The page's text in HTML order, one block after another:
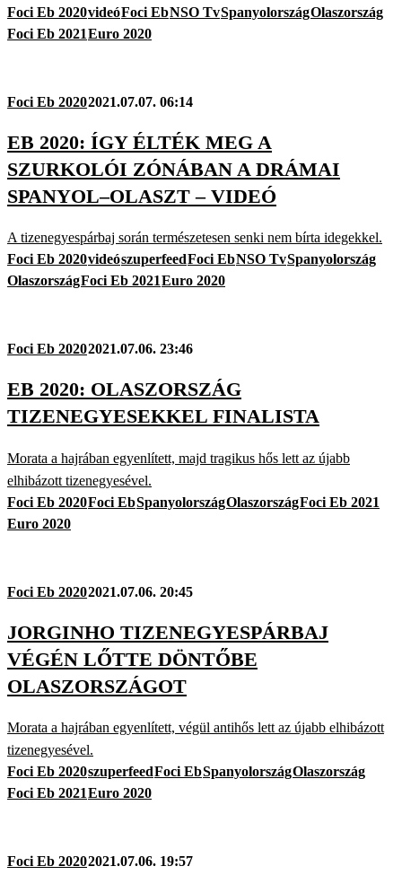
Foci Eb 2020videóFoci EbNSO TvSpanyolországOlaszország
Foci Eb 2021Euro 2020
Foci Eb 20202021.07.07. 06:14
EB 2020: ÍGY ÉLTÉK MEG A
SZURKOLÓI ZÓNÁBAN A DRÁMAI
SPANYOL–OLASZT – VIDEÓ
A tizenegyespárbaj során természetesen senki nem bírta idegekkel.
Foci Eb 2020videószuperfeedFoci EbNSO TvSpanyolország
OlaszországFoci Eb 2021Euro 2020
Foci Eb 20202021.07.06. 23:46
EB 2020: OLASZORSZÁG
TIZENEGYESEKKEL FINALISTA
Morata a hajrában egyenlített, majd tragikus hős lett az újabb
elhibázott tizenegyesével.
Foci Eb 2020Foci EbSpanyolországOlaszországFoci Eb 2021
Euro 2020
Foci Eb 20202021.07.06. 20:45
JORGINHO TIZENEGYESPÁRBAJ
VÉGÉN LŐTTE DÖNTŐBE
OLASZORSZÁGOT
Morata a hajrában egyenlített, végül antihős lett az újabb elhibázott
tizenegyesével.
Foci Eb 2020szuperfeedFoci EbSpanyolországOlaszország
Foci Eb 2021Euro 2020
Foci Eb 20202021.07.06. 19:57